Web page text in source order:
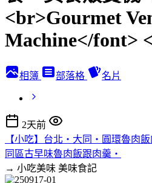
<br>Gourmet
Machine</font>
相簿 部落格 名片
2天前
【小吃】台北‧大同‧圓環魯肉
同區古早味魯肉飯跟肉羹‧
→ 小吃美味 美味食記